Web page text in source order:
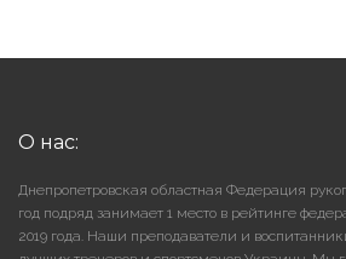
О нас:
Днепропетровская областная Федерация
год подряд занимает 1 место в рейтинге
2019 года. Наши преподаватели и